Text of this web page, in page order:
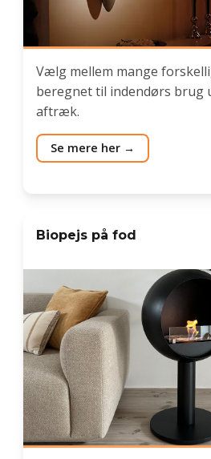
Vælg mellem mange
beregnet til indendørs brug
aftræk.
Se mere her
Biopejs på fod